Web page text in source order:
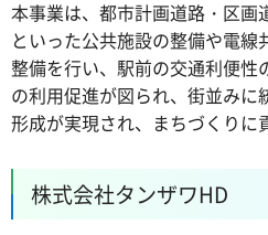
本事業は、都市計画道路・区画
といった公共施設の整備や電
整備を行い、駅前の交通利便
の利用促進が図られ、街並みに
形成が実現され、まちづくりに
株式会社タンザワHD